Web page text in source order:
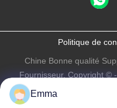
Politique de
Chine Bonne qualité
Fournisseur. Copyright ©
LIMITED IMEGA
Emma